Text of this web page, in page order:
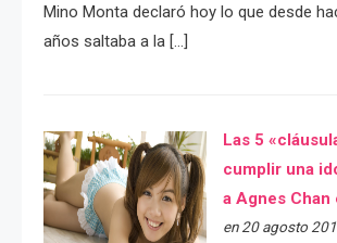
Mino Monta declaró hoy lo que desde
años saltaba a la […]
Las 5
cumplir una
a Agnes Chan
en 20 agosto